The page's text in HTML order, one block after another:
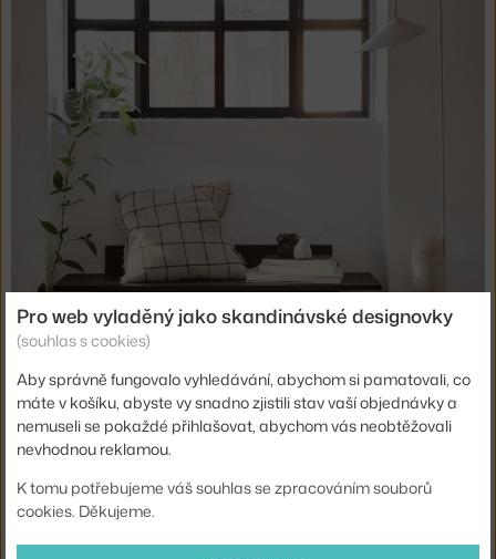
Pro web vyladěný jako skandinávské designovky
(souhlas s cookies)
Aby správně fungovalo vyhledávání, abychom si pamatovali, co
máte v košíku, abyste vy snadno zjistili stav vaší objednávky a
nemuseli se pokaždé přihlašovat, abychom vás neobtěžovali
nevhodnou reklamou.
K tomu potřebujeme váš souhlas se zpracováním souborů
cookies. Děkujeme.